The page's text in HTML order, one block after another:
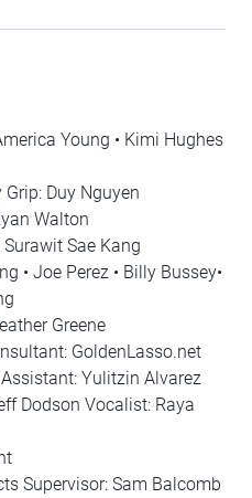
Young • Kimi Hughes
Duy Nguyen
Walton
Sae Kang
• Joe Perez • Billy Bussey•
Greene
GoldenLasso.net
Yulitzin Alvarez
Dodson Vocalist: Raya
Supervisor: Sam Balcomb